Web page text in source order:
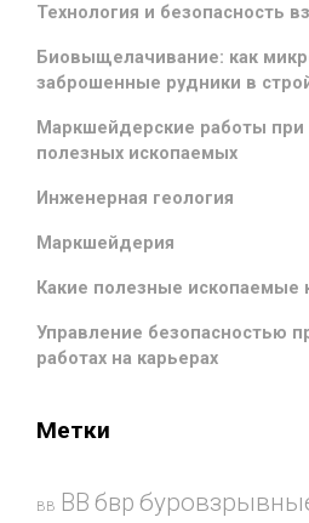
Технология и безопасность
Биовыщелачивание: как
заброшенные рудники в
Маркшейдерские работы
полезных ископаемых
Инженерная геология
Маркшейдерия
Какие полезные ископаемые
Управление безопасностью
работах на карьерах
Метки
ВВ ВВ бвр